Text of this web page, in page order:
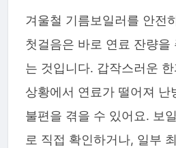
겨울철 기름보일러를 안전
첫걸음은 바로 연료 잔량을
는 것입니다. 갑작스러운
상황에서 연료가 떨어져 난
불편을 겪을 수 있어요. 보
로 직접 확인하거나, 일부